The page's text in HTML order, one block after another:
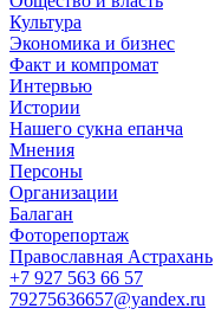
Культура
Экономика и бизнес
Факт и компромат
Интервью
Истории
Нашего сукна епанча
Мнения
Персоны
Организации
Балаган
Фоторепортаж
Православная Астрахань
+7 927 563 66 57
79275636657@yandex.ru